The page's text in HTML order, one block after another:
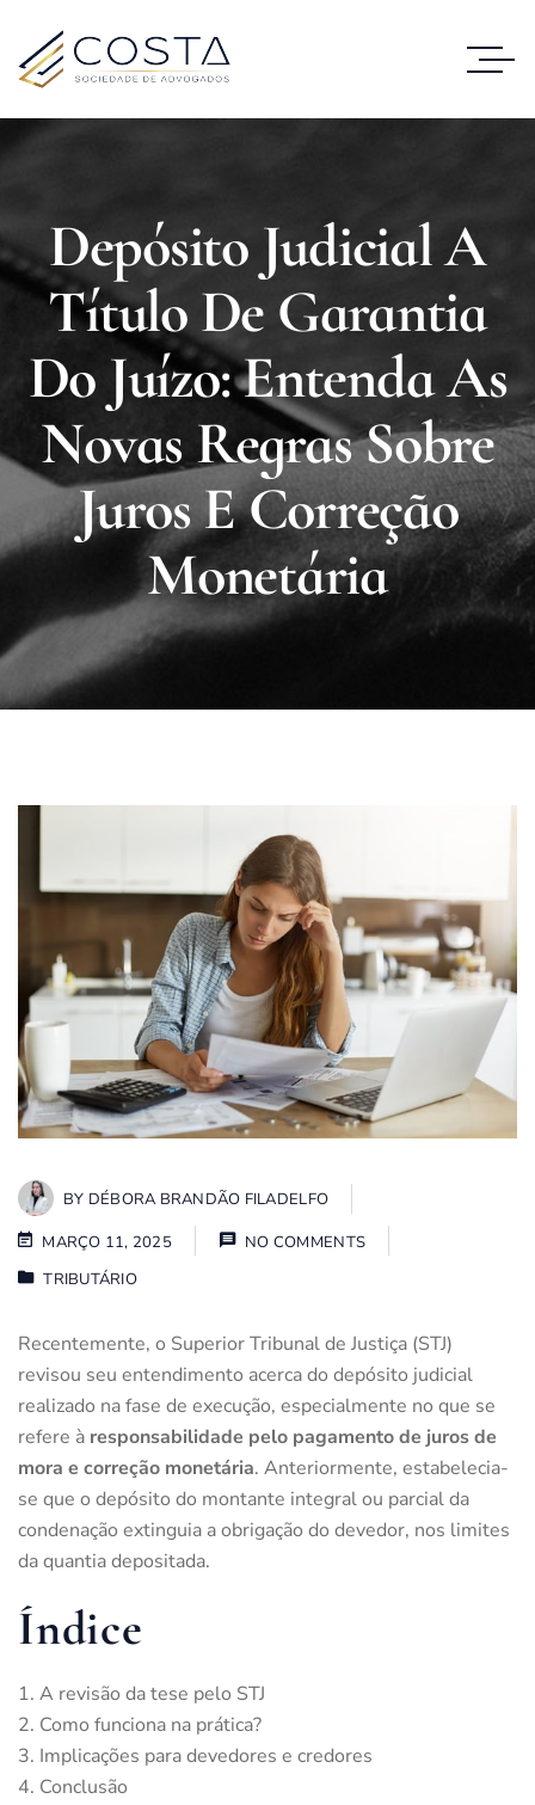
Depósito Judicial A
Título De Garantia
Do Juízo: Entenda As
Novas Regras Sobre
Juros E Correção
Monetária
BY DÉBORA BRANDÃO FILADELFO
MARÇO 11, 2025
NO COMMENTS
TRIBUTÁRIO
Recentemente, o Superior Tribunal de Justiça (STJ)
revisou seu entendimento acerca do depósito judicial
realizado na fase de execução, especialmente no que se
refere à responsabilidade pelo pagamento de juros de
mora e correção monetária. Anteriormente, estabelecia-
se que o depósito do montante integral ou parcial da
condenação extinguia a obrigação do devedor, nos limites
da quantia depositada.
Índice
A revisão da tese pelo STJ
Como funciona na prática?
Implicações para devedores e credores
Conclusão